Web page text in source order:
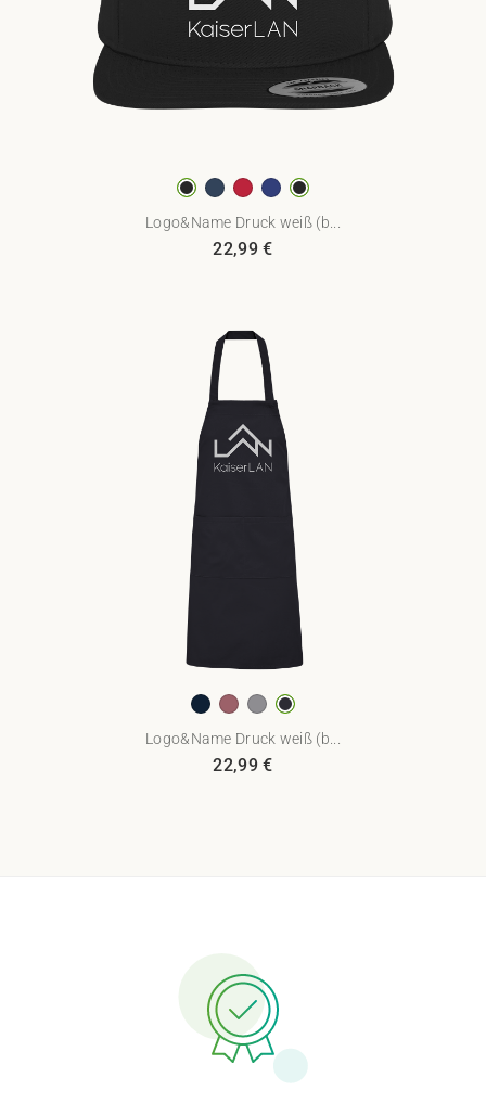
Logo&Name Druck weiß (b...
22,99€
Logo&Name Druck weiß (b...
22,99€